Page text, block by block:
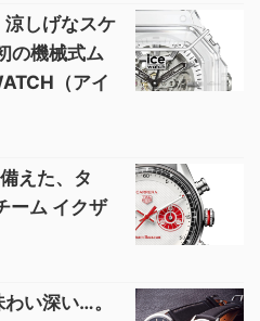
涼しげなスケ
の機械式ム
（アイ
えた、タ
ーム イクザ
い深い…。